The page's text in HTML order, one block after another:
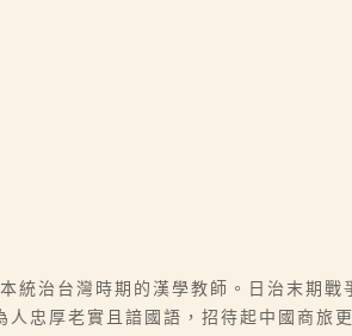
統治台灣時期的漢學教師。日治末期
忠厚老實且諳國語，招待起中國商旅